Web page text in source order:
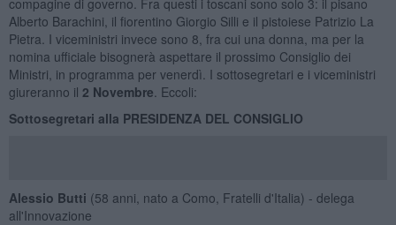
Alberto Barachini, il fiorentino Giorgio Silli e il pistoiese Patrizio La
Pietra. I viceministri invece sono 8, fra cui una donna, ma per la
nomina ufficiale bisognerà aspettare il prossimo Consiglio dei
Ministri, in programma per venerdì. I sottosegretari e i viceministri
giureranno il 2 Novembre . Eccoli:
Sottosegretari alla PRESIDENZA DEL CONSIGLIO
Alessio Butti (58 anni, nato a Como, Fratelli d'Italia) - delega
all'Innovazione